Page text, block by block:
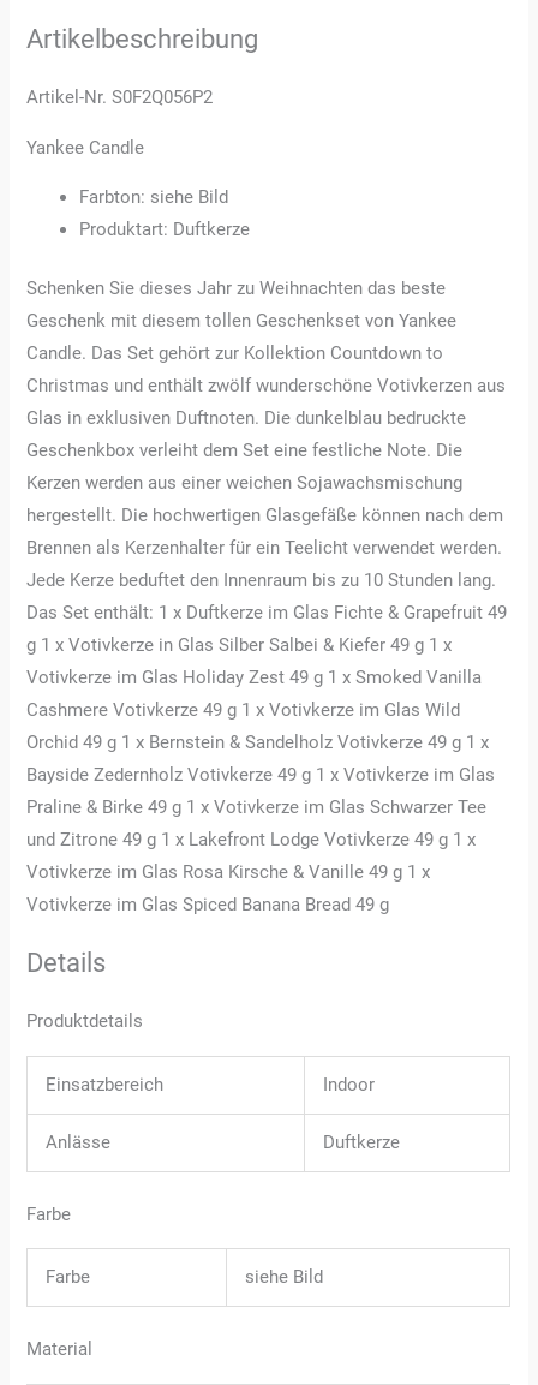
Artikelbeschreibung
Artikel-Nr. S0F2Q056P2
Yankee Candle
Farbton: siehe Bild
Produktart: Duftkerze
Schenken Sie dieses Jahr zu Weihnachten das beste
Geschenk mit diesem tollen Geschenkset von Yankee
Candle. Das Set gehört zur Kollektion Countdown to
Christmas und enthält zwölf wunderschöne Votivkerzen aus
Glas in exklusiven Duftnoten. Die dunkelblau bedruckte
Geschenkbox verleiht dem Set eine festliche Note. Die
Kerzen werden aus einer weichen Sojawachsmischung
hergestellt. Die hochwertigen Glasgefäße können nach dem
Brennen als Kerzenhalter für ein Teelicht verwendet werden.
Jede Kerze beduftet den Innenraum bis zu 10 Stunden lang.
Das Set enthält: 1 x Duftkerze im Glas Fichte & Grapefruit 49
g 1 x Votivkerze in Glas Silber Salbei & Kiefer 49 g 1 x
Votivkerze im Glas Holiday Zest 49 g 1 x Smoked Vanilla
Cashmere Votivkerze 49 g 1 x Votivkerze im Glas Wild
Orchid 49 g 1 x Bernstein & Sandelholz Votivkerze 49 g 1 x
Bayside Zedernholz Votivkerze 49 g 1 x Votivkerze im Glas
Praline & Birke 49 g 1 x Votivkerze im Glas Schwarzer Tee
und Zitrone 49 g 1 x Lakefront Lodge Votivkerze 49 g 1 x
Votivkerze im Glas Rosa Kirsche & Vanille 49 g 1 x
Votivkerze im Glas Spiced Banana Bread 49 g
Details
Produktdetails
Einsatzbereich Indoor
Anlässe Duftkerze
Farbe
Farbe siehe Bild
Material